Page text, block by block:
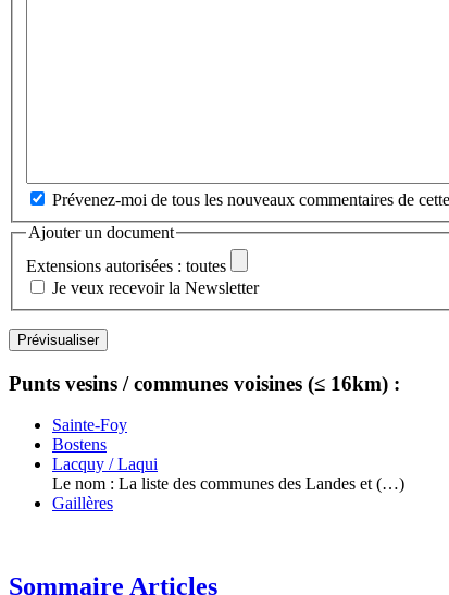
Prévenez-moi de tous les nouveaux commentaires de
Ajouter un document
Extensions autorisées : toutes
Je veux recevoir la Newsletter
Punts vesins / communes voisines (≤ 16km) :
Sainte-Foy
Bostens
Lacquy / Laqui
Le nom : La liste des communes des Landes et (…)
Gaillères
Sommaire Articles